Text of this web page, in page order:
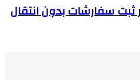
ثبت سفارشات بدون انتقال